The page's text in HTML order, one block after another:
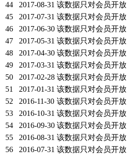
44
2017-08-31 该数据只对会员开放
45
2017-07-31 该数据只对会员开放
46
2017-06-30 该数据只对会员开放
47
2017-05-31 该数据只对会员开放
48
2017-04-30 该数据只对会员开放
49
2017-03-31 该数据只对会员开放
50
2017-02-28 该数据只对会员开放
51
2017-01-31 该数据只对会员开放
52
2016-11-30 该数据只对会员开放
53
2016-10-31 该数据只对会员开放
54
2016-09-30 该数据只对会员开放
55
2016-08-31 该数据只对会员开放
56
2016-07-31 该数据只对会员开放